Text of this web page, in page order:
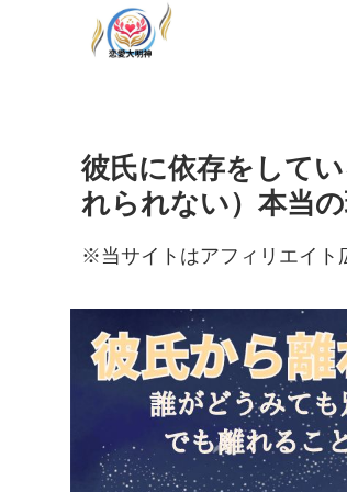
彼氏に依存をして
れられない）本当
※当サイトはアフィリエイト